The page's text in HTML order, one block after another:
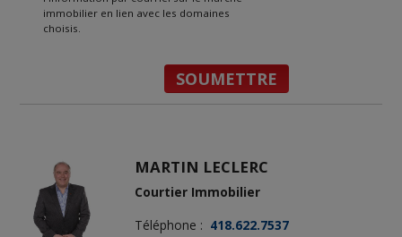
immobilier en lien avec les domaines
choisis.
MARTIN LECLERC
Courtier Immobilier
Téléphone : 418.622.7537